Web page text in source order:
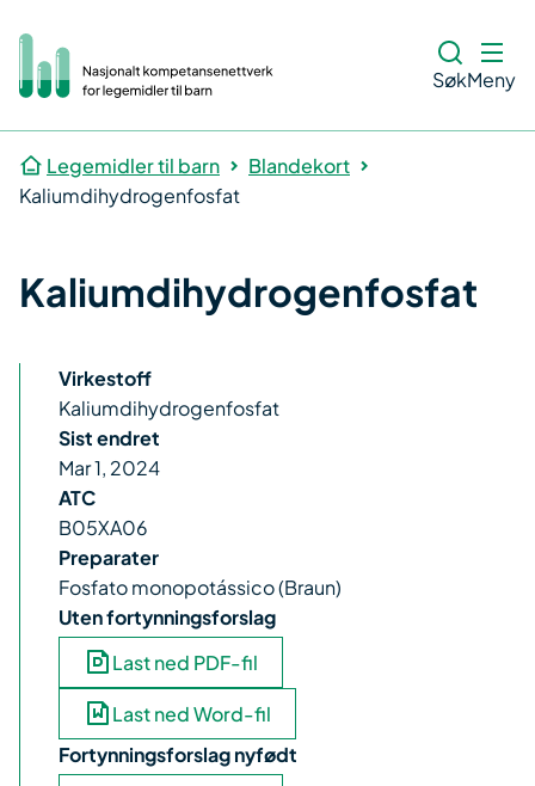
SøkMeny
Legemidler til barn
Blandekort
Kaliumdihydrogenfosfat
Kaliumdihydrogenfosfat
Virkestoff
Kaliumdihydrogenfosfat
Sist endret
Mar 1, 2024
ATC
B05XA06
Preparater
Fosfato monopotássico (Braun)
Uten fortynningsforslag
Last ned PDF-fil
Last ned Word-fil
Fortynningsforslag nyfødt